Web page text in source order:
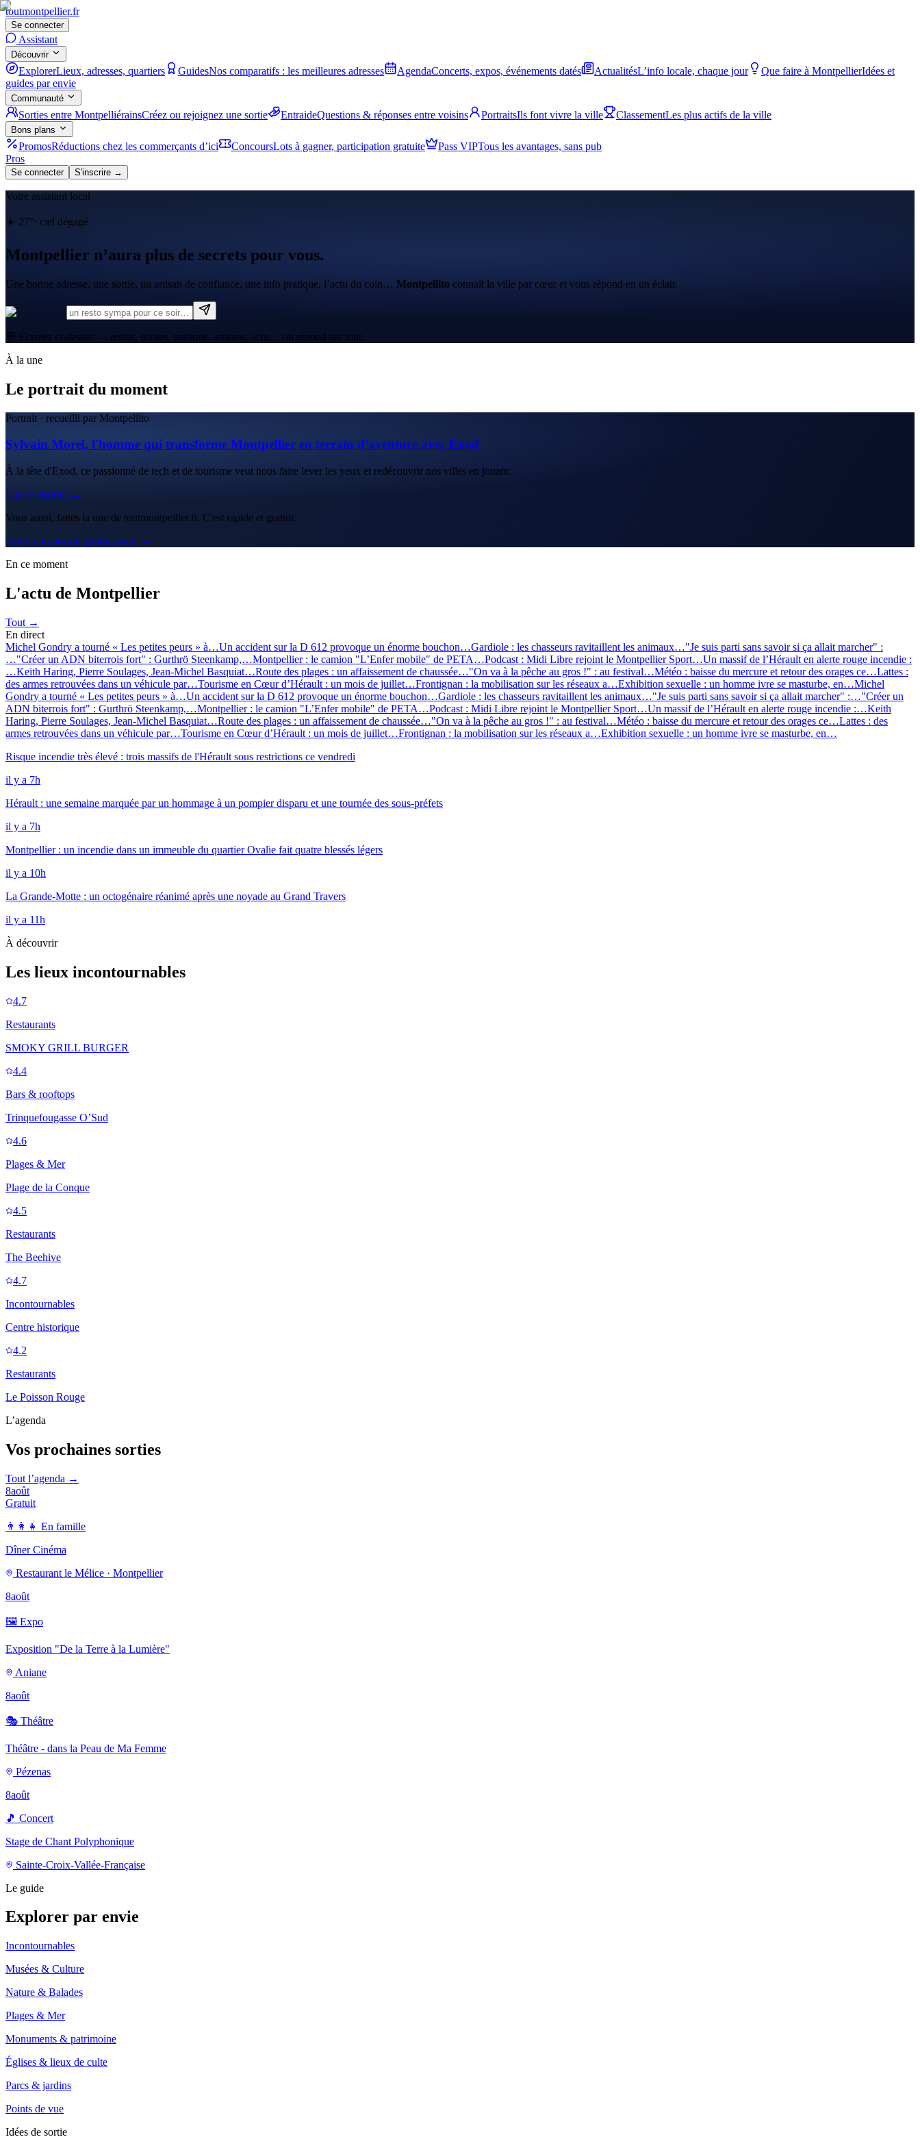
toutmontpellier.fr
Se connecter
Assistant
Découvrir
ExplorerLieux, adresses, quartiers GuidesNos comparatifs : les meilleures adresses AgendaConcerts, expos, événements datés ActualitésL’info locale, chaque jour Que faire à MontpellierIdées et
guides par envie
Communauté
Sorties entre MontpelliérainsCréez ou rejoignez une sortie EntraideQuestions & réponses entre voisins PortraitsIls font vivre la ville ClassementLes plus actifs de la ville
Bons plans
PromosRéductions chez les commerçants d’ici ConcoursLots à gagner, participation gratuite Pass VIPTous les avantages, sans pub
Pros
Se connecter S'inscrire →
Votre assistant local
☀️ 27°· ciel dégagé
Montpellier n’aura plus de secrets pour vous.
Une bonne adresse, une sortie, un artisan de confiance, une info pratique, l’actu du coin… Montpellito connaît la ville par cœur et vous répond en un éclair.
💬 Écrivez ci-dessus — restos, sorties, pratique, artisans, actu… on répond sur tout.
À la une
Le portrait du moment
Portrait · recueilli par Montpellito
Sylvain Morel, l'homme qui transforme Montpellier en terrain d'aventure avec Exod
À la tête d'Exod, ce passionné de tech et de tourisme veut nous faire lever les yeux et redécouvrir nos villes en jouant.
Lire le portrait →
Vous aussi, faites la une de toutmontpellier.fr. C'est rapide et gratuit.
Faire mon portrait gratuitement →
En ce moment
L'actu de Montpellier
Tout →
En direct
Michel Gondry a tourné « Les petites peurs » à…Un accident sur la D 612 provoque un énorme bouchon…Gardiole : les chasseurs ravitaillent les animaux…"Je suis parti sans savoir si ça allait marcher" :
…"Créer un ADN biterrois fort" : Gurthrö Steenkamp,…Montpellier : le camion "L’Enfer mobile" de PETA…Podcast : Midi Libre rejoint le Montpellier Sport…Un massif de l’Hérault en alerte rouge incendie :
…Keith Haring, Pierre Soulages, Jean-Michel Basquiat…Route des plages : un affaissement de chaussée…"On va à la pêche au gros !" : au festival…Météo : baisse du mercure et retour des orages ce…Lattes :
des armes retrouvées dans un véhicule par…Tourisme en Cœur d’Hérault : un mois de juillet…Frontignan : la mobilisation sur les réseaux a…Exhibition sexuelle : un homme ivre se masturbe, en…Michel
Gondry a tourné « Les petites peurs » à…Un accident sur la D 612 provoque un énorme bouchon…Gardiole : les chasseurs ravitaillent les animaux…"Je suis parti sans savoir si ça allait marcher" :…"Créer un
ADN biterrois fort" : Gurthrö Steenkamp,…Montpellier : le camion "L’Enfer mobile" de PETA…Podcast : Midi Libre rejoint le Montpellier Sport…Un massif de l’Hérault en alerte rouge incendie :…Keith
Haring, Pierre Soulages, Jean-Michel Basquiat…Route des plages : un affaissement de chaussée…"On va à la pêche au gros !" : au festival…Météo : baisse du mercure et retour des orages ce…Lattes : des
armes retrouvées dans un véhicule par…Tourisme en Cœur d’Hérault : un mois de juillet…Frontignan : la mobilisation sur les réseaux a…Exhibition sexuelle : un homme ivre se masturbe, en…
Risque incendie très élevé : trois massifs de l'Hérault sous restrictions ce vendredi
il y a 7h
Hérault : une semaine marquée par un hommage à un pompier disparu et une tournée des sous-préfets
il y a 7h
Montpellier : un incendie dans un immeuble du quartier Ovalie fait quatre blessés légers
il y a 10h
La Grande-Motte : un octogénaire réanimé après une noyade au Grand Travers
il y a 11h
À découvrir
Les lieux incontournables
4.7
Restaurants
SMOKY GRILL BURGER
4.4
Bars & rooftops
Trinquefougasse O’Sud
4.6
Plages & Mer
Plage de la Conque
4.5
Restaurants
The Beehive
4.7
Incontournables
Centre historique
4.2
Restaurants
Le Poisson Rouge
L’agenda
Vos prochaines sorties
Tout l’agenda →
8août
Gratuit
👨‍👩‍👧 En famille
Dîner Cinéma
Restaurant le Mélice · Montpellier
8août
🖼️ Expo
Exposition "De la Terre à la Lumière"
Aniane
8août
🎭 Théâtre
Théâtre - dans la Peau de Ma Femme
Pézenas
8août
🎵 Concert
Stage de Chant Polyphonique
Sainte-Croix-Vallée-Française
Le guide
Explorer par envie
Incontournables
Musées & Culture
Nature & Balades
Plages & Mer
Monuments & patrimoine
Églises & lieux de culte
Parcs & jardins
Points de vue
Idées de sortie